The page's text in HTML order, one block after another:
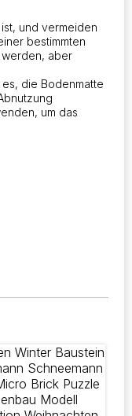
und vermeiden
bestimmten
aber
die Bodenmatte
um das